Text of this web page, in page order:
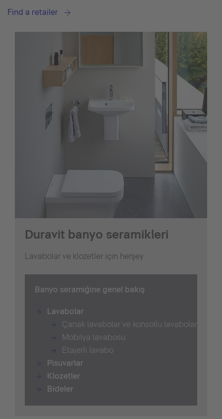
Find a retailer
Duravit banyo seramikleri
Lavabolar ve klozetler için herşey
Banyo seramiğine genel bakış
Lavabolar
Çanak lavabolar ve konsollu lavabolar
Mobilya lavabosu
Etajerli lavabo
Pisuvarlar
Klozetler
Bideler